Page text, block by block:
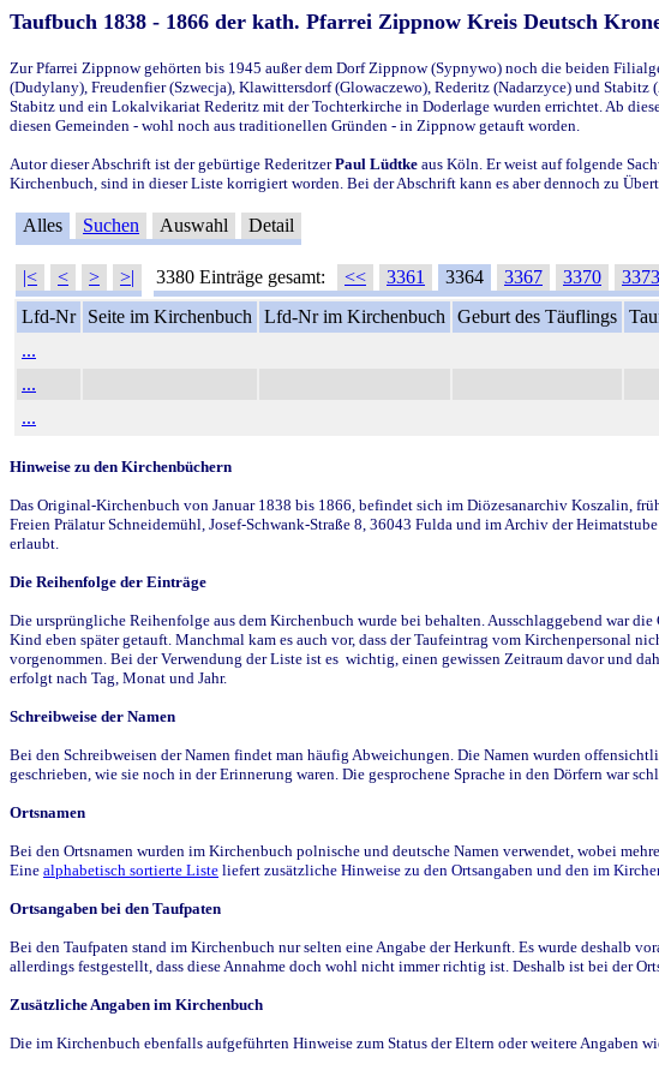
Taufbuch 1838 - 1866 der kath. Pfarrei Zippnow Kreis Deutsch
Zur Pfarrei Zippnow gehörten bis 1945 außer dem Dorf Zippnow (Sypnywo) noch die beiden
(Dudylany), Freudenfier (Szwecja), Klawittersdorf (Glowaczewo), Rederitz (Nadarzyce) und
Stabitz und ein Lokalvikariat Rederitz mit der Tochterkirche in Doderlage wurden errichtet. Ab
diesen Gemeinden - wohl noch aus traditionellen Gründen - in Zippnow getauft worden.
Autor dieser Abschrift ist der gebürtige RederitzerPaul Lüdtke aus Köln. Er weist auf folgende
Kirchenbuch, sind in dieser Liste korrigiert worden. Bei der Abschrift kann es aber dennoch zu
Alles Suchen Auswahl Detail
|< < > >| 3380 Einträge gesamt: << 3361 3364 3367 3370 3373
Lfd-Nr
Seite im Kirchenbuch Lfd-Nr im Kirchenbuch Geburt des Täuflings
...
...
...
Hinweise zu den Kirchenbüchern
Das Original-Kirchenbuch von Januar 1838 bis 1866, befindet sich im Diözesanarchiv Koszalin,
Freien Prälatur Schneidemühl, Josef-Schwank-Straße 8, 36043 Fulda und im Archiv der
erlaubt.
Die Reihenfolge der Einträge
Die ursprüngliche Reihenfolge aus dem Kirchenbuch wurde bei behalten. Ausschlaggebend war
Kind eben später getauft. Manchmal kam es auch vor, dass der Taufeintrag vom Kirchenpersonal
vorgenommen. Bei der Verwendung der Liste ist es wichtig, einen gewissen Zeitraum davor und
erfolgt nach Tag, Monat und Jahr.
Schreibweise der Namen
Bei den Schreibweisen der Namen findet man häufig Abweichungen. Die Namen wurden
geschrieben, wie sie noch in der Erinnerung waren. Die gesprochene Sprache in den Dörfern war
Ortsnamen
Bei den Ortsnamen wurden im Kirchenbuch polnische und deutsche Namen verwendet, wobei
Eine alphabetisch sortierte Liste liefert zusätzliche Hinweise zu den Ortsangaben und den im
Ortsangaben bei den Taufpaten
Bei den Taufpaten stand im Kirchenbuch nur selten eine Angabe der Herkunft. Es wurde deshalb
allerdings festgestellt, dass diese Annahme doch wohl nicht immer richtig ist. Deshalb ist bei der
Zusätzliche Angaben im Kirchenbuch
Die im Kirchenbuch ebenfalls aufgeführten Hinweise zum Status der Eltern oder weitere Angaben